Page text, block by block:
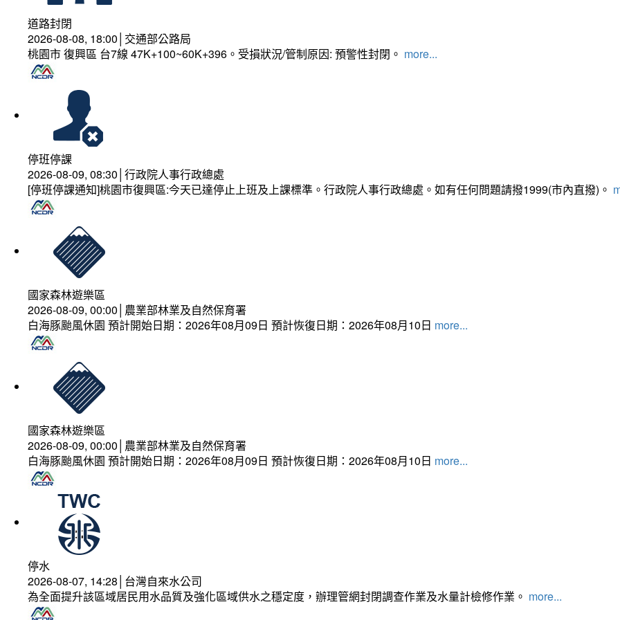
道路封閉
2026-08-08, 18:00│交通部公路局
桃園市 復興區 台7線 47K+100~60K+396。受損狀況/管制原因: 預警性封閉。 more...
停班停課
2026-08-09, 08:30│行政院人事行政總處
[停班停課通知]桃園市復興區:今天已達停止上班及上課標準。行政院人事行政總處。如有任何問題請撥1999(市內直撥)。
國家森林遊樂區
2026-08-09, 00:00│農業部林業及自然保育署
白海豚颱風休園 預計開始日期：2026年08月09日 預計恢復日期：2026年08月10日 more...
國家森林遊樂區
2026-08-09, 00:00│農業部林業及自然保育署
白海豚颱風休園 預計開始日期：2026年08月09日 預計恢復日期：2026年08月10日 more...
停水
2026-08-07, 14:28│台灣自來水公司
為全面提升該區域居民用水品質及強化區域供水之穩定度，辦理管網封閉調查作業及水量計檢修作業。 more...